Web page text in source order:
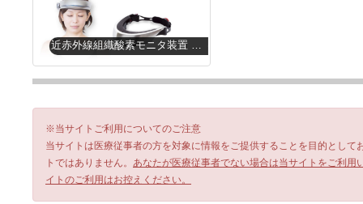
近赤外線組織酸素モニタ装置 PocketNIRS Duo / HM
※当サイトご利用についてのご注意
当サイトは医療従事者の方を対象に情報をご提供することを目的とし
トではありません。 あなたが医療従事者でない場合は当サイトをご利
イトのご利用はお控えください。